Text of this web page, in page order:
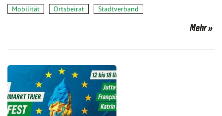
Mobilität Ortsbeirat Stadtverband
Mehr